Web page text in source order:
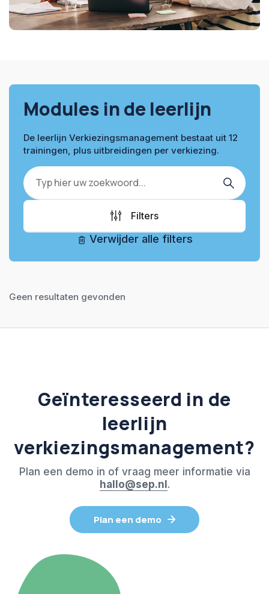
Modules in de leerlijn
De leerlijn Verkiezingsmanagement bestaat uit 12
trainingen, plus uitbreidingen per verkiezing.
Filters
Verwijder alle filters
Geen resultaten gevonden
Geïnteresseerd in de
leerlijn
verkiezingsmanagement?
Plan een demo in of vraag meer informatie via
hallo@sep.nl .
Plan een demo